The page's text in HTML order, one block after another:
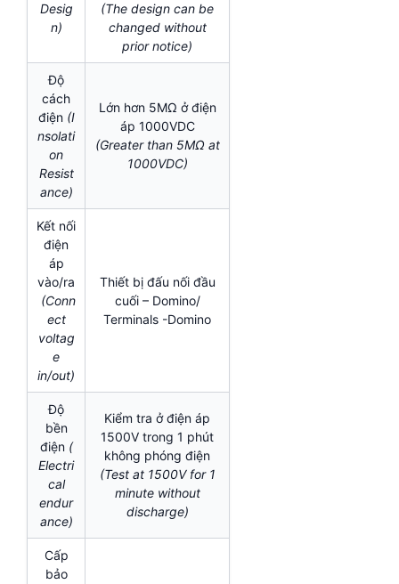
Desig
n)
(The design can be
changed without
prior notice)
Độ
cách
điện (I
nsolati
on
Resist
ance)
Lớn hơn 5MΩ ở điện
áp 1000VDC
(Greater than 5MΩ at
1000VDC)
Kết nối
điện
áp
vào/ra
(Conn
ect
voltag
e
in/out)
Thiết bị đấu nối đầu
cuối – Domino/
Terminals -Domino
Độ
bền
điện (
Electri
cal
endur
ance)
Kiểm tra ở điện áp
1500V trong 1 phút
không phóng điện
(Test at 1500V for 1
minute without
discharge)
Cấp
bảo